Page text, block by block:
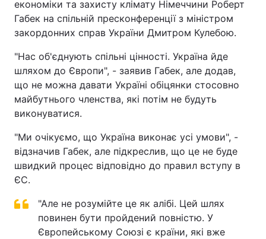
економіки та захисту клімату Німеччини Роберт
Габек на спільній пресконференції з міністром
закордонних справ України Дмитром Кулебою.
"Нас об'єднують спільні цінності. Україна йде
шляхом до Європи", - заявив Габек, але додав,
що не можна давати Україні обіцянки стосовно
майбутнього членства, які потім не будуть
виконуватися.
"Ми очікуємо, що Україна виконає усі умови", -
відзначив Габек, але підкреслив, що це не буде
швидкий процес відповідно до правил вступу в
ЄС.
"Але не розумійте це як алібі. Цей шлях
повинен бути пройдений повністю. У
Європейському Союзі є країни, які вже